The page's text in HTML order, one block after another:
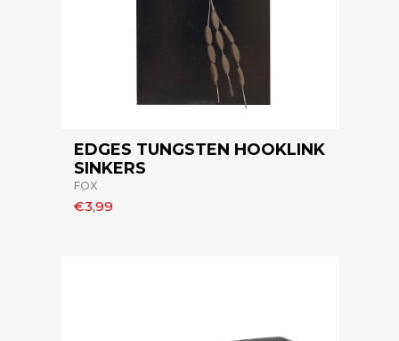
EDGES TUNGSTEN HOOKLINK
SINKERS
FOX
€3,99